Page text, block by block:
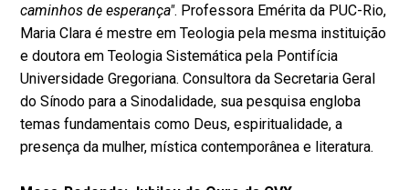
caminhos de esperança". Professora Emérita da PUC-Rio,
Maria Clara é mestre em Teologia pela mesma instituição
e doutora em Teologia Sistemática pela Pontifícia
Universidade Gregoriana. Consultora da Secretaria Geral
do Sínodo para a Sinodalidade, sua pesquisa engloba
temas fundamentais como Deus, espiritualidade, a
presença da mulher, mística contemporânea e literatura.